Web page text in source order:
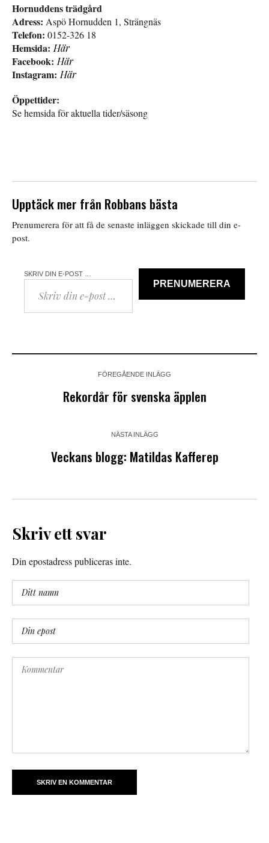
Hornuddens trädgård
Adress: Aspö Hornudden 1, Strängnäs
Telefon: 0152-326 18
Hemsida: Här
Facebook: Här
Instagram: Här
Öppettider:
Se hemsida för aktuella tider/säsong
Upptäck mer från Robbans bästa
Prenumerera för att få de senaste inläggen skickade till din e-
post.
SKRIV DIN E-POST …
PRENUMERERA
FÖREGÅENDE INLÄGG
Rekordår för svenska äpplen
NÄSTA INLÄGG
Veckans blogg: Matildas Kafferep
Skriv ett svar
Din epostadress publiceras inte.